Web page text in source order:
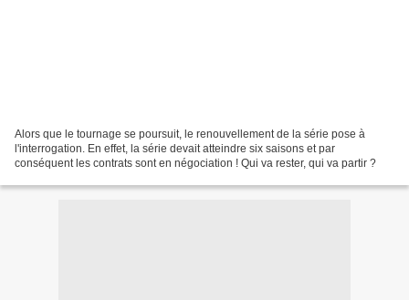
Alors que le tournage se poursuit, le renouvellement de la série pose à
l'interrogation. En effet, la série devait atteindre six saisons et par
conséquent les contrats sont en négociation ! Qui va rester, qui va partir ?